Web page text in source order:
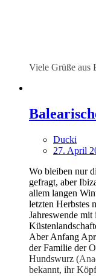
Viele Grüße aus
Ducki
27. April
Wo bleiben nur
gefragt, aber
allem langen
letzten Herbstes
Jahreswende
Aber Anfang
der Familie der
Hundswurz (
bekannt, ihr